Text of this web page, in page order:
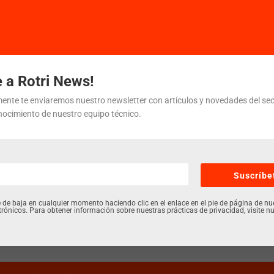
nuestra web. No consentir o retirar el consentimiento, puede afectar
Aceptar Denegar Ver
ayudarte? Contáctanos
(obligatorio)
a Rotri News!
te enviaremos nuestro newsletter con artículos y novedades del
de nuestro equipo técnico.
de baja en cualquier momento haciendo clic en el enlace en el pie de página de
Para obtener información sobre nuestras prácticas de privacidad, visite